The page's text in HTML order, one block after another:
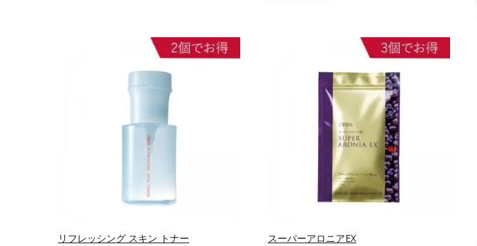
リフレッシング スキン トナー スーパーアロニアEX